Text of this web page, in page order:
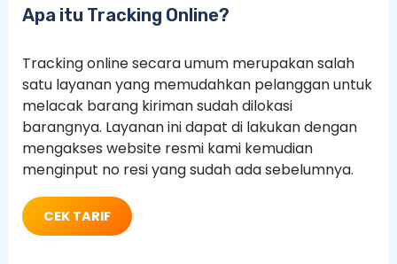
Apa itu Tracking Online?
Tracking online secara umum merupakan salah
satu layanan yang memudahkan pelanggan untuk
melacak barang kiriman sudah dilokasi
barangnya. Layanan ini dapat di lakukan dengan
mengakses website resmi kami kemudian
menginput no resi yang sudah ada sebelumnya.
CEK TARIF